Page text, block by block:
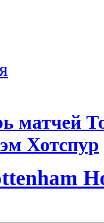
матчей
Хотспур